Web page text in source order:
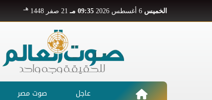
الخميس 09:35 مـ 21 صفر 1448 هـ
عاجل صوت مصر